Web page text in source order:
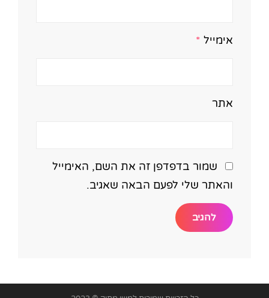
אימייל *
אתר
שמור בדפדפן זה את השם, האימייל
והאתר שלי לפעם הבאה שאגיב.